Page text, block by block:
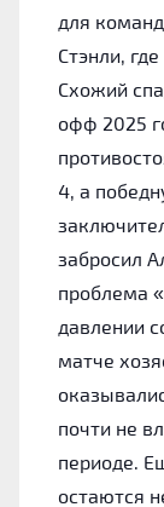
для
Стэнли,
Схожий
офф 2025
4, а
забросил
проблема
давлении
матче
почти не
периоде.
остаются